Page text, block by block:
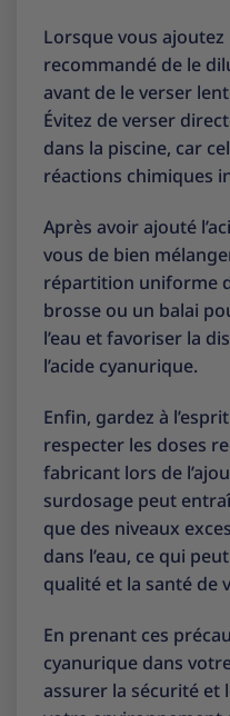
Lorsque vous ajoutez
recommandé de le
avant de le verser
Évitez de verser
dans la piscine, car
réactions chimiques
Après avoir ajouté
vous de bien
répartition uniforme
brosse ou un balai
l’eau et favoriser la
l’acide cyanurique.
Enfin, gardez à
respecter les doses
fabricant lors de
surdosage peut
que des niveaux
dans l’eau, ce qui
qualité et la santé de
En prenant ces
cyanurique dans
assurer la sécurité